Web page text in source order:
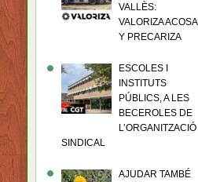
VALLÈS:
VALORIZA ACOSA
Y PRECARIZA
ESCOLES I
INSTITUTS
PÚBLICS, A LES
BECEROLES DE
L’ORGANITZACIÓ
SINDICAL
AJUDAR TAMBÉ